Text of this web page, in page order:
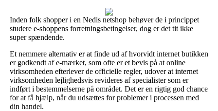
Inden folk shopper i en Nedis netshop behøver de i princippet
studere e-shoppens forretningsbetingelser, dog er det tit ikke
super spændende.
Et nemmere alternativ er at finde ud af hvorvidt internet butikken
er godkendt af e-mærket, som ofte er et bevis på at online
virksomheden efterlever de officielle regler, udover at internet
virksomheden lejlighedsvis revideres af specialister som er
indført i bestemmelserne på området. Det er en rigtig god chance
for at få hjælp, når du udsættes for problemer i processen med
din handel.